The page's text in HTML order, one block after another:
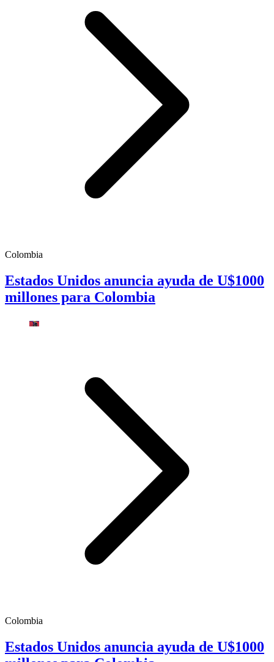
Colombia
Estados Unidos anuncia ayuda de U$1000
millones para Colombia
Colombia
Estados Unidos anuncia ayuda de U$1000